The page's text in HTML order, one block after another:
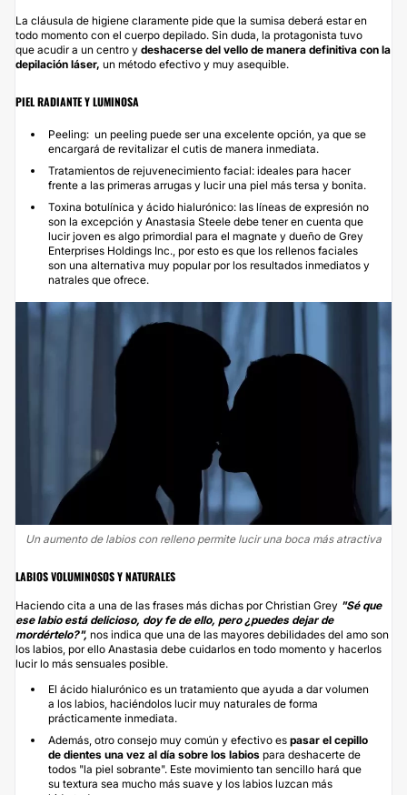
La cláusula de higiene claramente pide que la sumisa deberá estar en
todo momento con el cuerpo depilado. Sin duda, la protagonista tuvo
que acudir a un centro y deshacerse del vello de manera definitiva con la
depilación láser, un método efectivo y muy asequible.
PIEL RADIANTE Y LUMINOSA
Peeling: un peeling puede ser una excelente opción, ya que se
encargará de revitalizar el cutis de manera inmediata.
Tratamientos de rejuvenecimiento facial: ideales para hacer
frente a las primeras arrugas y lucir una piel más tersa y bonita.
Toxina botulínica y ácido hialurónico: las líneas de expresión no
son la excepción y Anastasia Steele debe tener en cuenta que
lucir joven es algo primordial para el magnate y dueño de Grey
Enterprises Holdings Inc., por esto es que los rellenos faciales
son una alternativa muy popular por los resultados inmediatos y
natrales que ofrece.
Un aumento de labios con relleno permite lucir una boca más atractiva
LABIOS VOLUMINOSOS Y NATURALES
Haciendo cita a una de las frases más dichas por Christian Grey "Sé que
ese labio está delicioso, doy fe de ello, pero ¿puedes dejar de
mordértelo?", nos indica que una de las mayores debilidades del amo son
los labios, por ello Anastasia debe cuidarlos en todo momento y hacerlos
lucir lo más sensuales posible.
El ácido hialurónico es un tratamiento que ayuda a dar volumen
a los labios, haciéndolos lucir muy naturales de forma
prácticamente inmediata.
Además, otro consejo muy común y efectivo es pasar el cepillo
de dientes una vez al día sobre los labios para deshacerte de
todos "la piel sobrante". Este movimiento tan sencillo hará que
su textura sea mucho más suave y los labios luzcan más